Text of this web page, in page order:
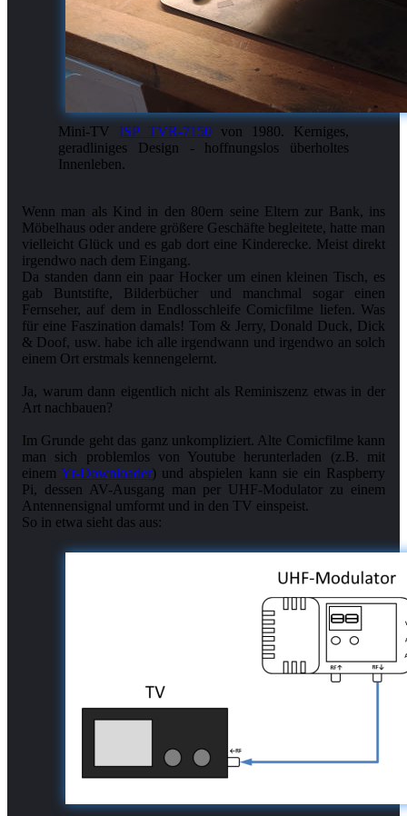
Mini-TV ISP TVR-7150 von 1980. Kerniges,
geradliniges Design - hoffnungslos überholtes
Innenleben.
Wenn man als Kind in den 80ern seine Eltern zur Bank, ins
Möbelhaus oder andere größere Geschäfte begleitete, hatte man
vielleicht Glück und es gab dort eine Kinderecke. Meist direkt
irgendwo nach dem Eingang.
Da standen dann ein paar Hocker um einen kleinen Tisch, es
gab Buntstifte, Bilderbücher und manchmal sogar einen
Fernseher, auf dem in Endlosschleife Comicfilme liefen. Was
für eine Faszination damals! Tom & Jerry, Donald Duck, Dick
& Doof, usw. habe ich alle irgendwann und irgendwo an solch
einem Ort erstmals kennengelernt.
Ja, warum dann eigentlich nicht als Reminiszenz etwas in der
Art nachbauen?
Im Grunde geht das ganz unkompliziert. Alte Comicfilme kann
man sich problemlos von Youtube herunterladen (z.B. mit
einemYt-Downloader) und abspielen kann sie ein Raspberry
Pi, dessen AV-Ausgang man per UHF-Modulator zu einem
Antennensignal umformt und in den TV einspeist.